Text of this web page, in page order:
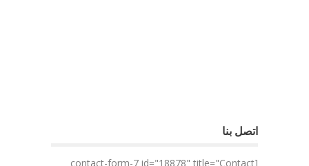
اتصل بنا
[contact-form-7 id="18878" title="Contact